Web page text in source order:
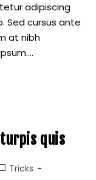
adipiscing
Sed cursus ante
at nibh
turpis quis
Tricks